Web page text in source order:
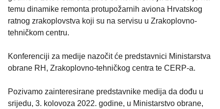
temu dinamike remonta protupožarnih aviona Hrvatskog
ratnog zrakoplovstva koji su na servisu u Zrakoplovno-
tehničkom centru.
Konferenciji za medije nazočit će predstavnici Ministarstva
obrane RH, Zrakoplovno-tehničkog centra te CERP-a.
Pozivamo zainteresirane predstavnike medija da dođu u
srijedu, 3. kolovoza 2022. godine, u Ministarstvo obrane,